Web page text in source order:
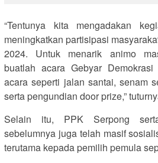
“Tentunya kita mengadakan
meningkatkan partisipasi
2024. Untuk menarik animo
buatlah acara Gebyar
acara seperti jalan santai, senam
serta pengundian door prize,”
Selain itu, PPK Serpong
sebelumnya juga telah masif
terutama kepada pemilih pemula